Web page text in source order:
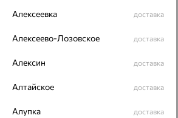
Вид изделия:
Металл:Золото
Цвет металла:
Страна происхождения:
РОССИЯ
ЗНАКИ ЗОДИАКА:
Алексеевка доставка
Алексеево-Лозовское доставка
Алексин доставка
Алтайское доставка
Алупка доставка